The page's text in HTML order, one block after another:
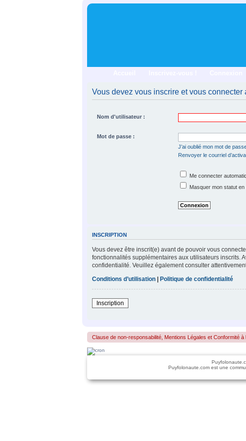
Vous devez vous inscrire et vous
Nom d'utilisateur :
Mot de passe :
J’ai oublié mon mot de
Renvoyer le courriel
Me connecter
Masquer mon statut
INSCRIPTION
Vous devez être inscrit(e) avant de pouvoir vous
fonctionnalités supplémentaires aux utilisateurs inscrits.
confidentialité. Veuillez également consulter
Conditions d’utilisation
Politique de confidentialité
Inscription
Clause de non-responsabilité, Mentions Légales et Conformité
Puyfolonaute.com est une